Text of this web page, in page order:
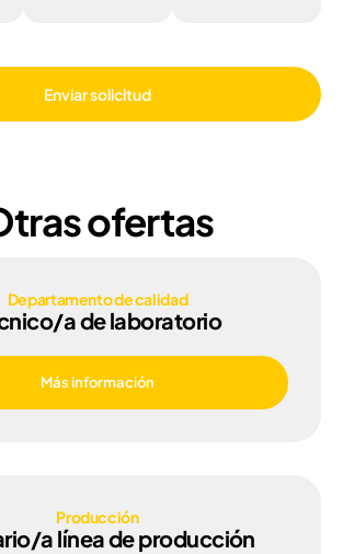
Enviar solicitud
ofertas
Departamento de calidad
a de laboratorio
Más información
Producción
a línea de producción